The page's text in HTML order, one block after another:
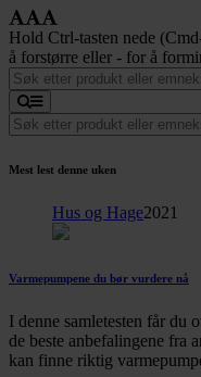
Hold Ctrl-tasten nede
å forstørre eller - for å
Mest lest denne uken
Hus og Hage2021
Varmepumpene du bør vurdere nå
I denne samletesten får du
de beste anbefalingene fra
kan finne riktig